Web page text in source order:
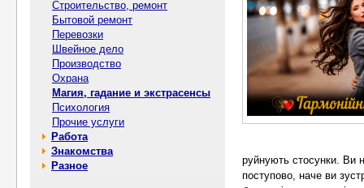
Строительство, ремонт
Бытовой ремонт
Перевозки
Швейное дело
Производство
Охрана
Магия, гадание и экстрасенсы
Психология
Прочие услуги
Работа
Знакомства
Разное
руйнують стосунки. Ви
поступово, наче ви